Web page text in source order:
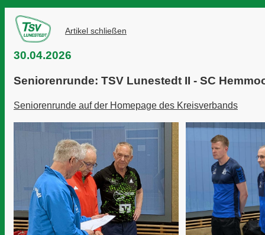
Artikel schließen
30.04.2026
Seniorenrunde: TSV Lunestedt II - SC
Seniorenrunde auf der Homepage des Kreisverbands